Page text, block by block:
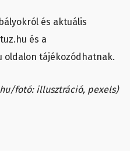
és aktuális
és a
oldalon tájékozódhatnak.
fotó: illusztráció, pexels)